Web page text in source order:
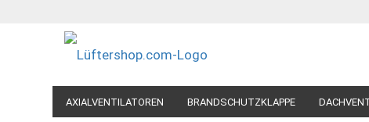
AXIALVENTILATOREN BRANDSCHUTZKLAPPE